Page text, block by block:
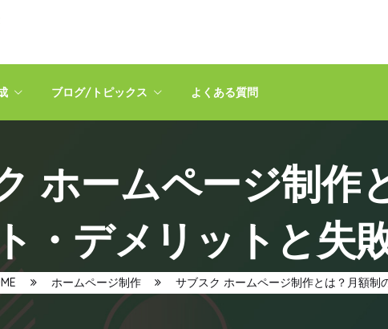
ブログ/トピックス よくある質問
ホームページ制作
・デメリットと失
ホームページ制作 サブスク ホームページ制作とは？月額制